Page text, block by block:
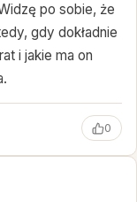
po sobie, że
gdy dokładnie
i jakie ma on
0